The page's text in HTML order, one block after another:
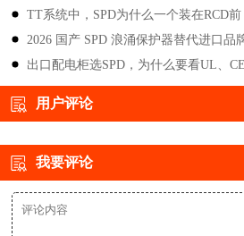
防雷
TT系统中，SPD为什么一个装在RCD
后？-易造防雷
2026 国产 SPD 浪涌保护器替代进口品
勿只对比价格-易造防雷
出口配电柜选SPD，为什么要看UL、
雷技术解答
用户评论
我要评论